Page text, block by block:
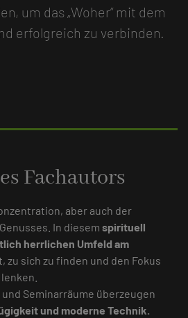
um das „Woher“ mit dem
erfolgreich zu verbinden.
Fachautors
aber auch der
In diesem spirituell
herrlichen Umfeld am
zu sich zu finden und den Fokus
Seminarräume überzeugen
und moderne Technik.